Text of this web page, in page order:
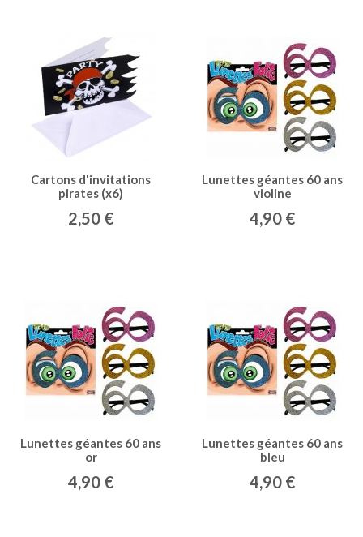
Cartons d'invitations
pirates (x6)
2,50 €
Lunettes géantes 60 ans
violine
4,90 €
Lunettes géantes 60 ans
or
4,90 €
Lunettes géantes 60 ans
bleu
4,90 €